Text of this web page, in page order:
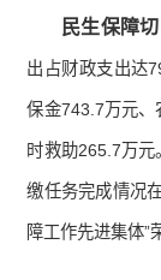
民生保障切
出占财政支出达
保金743.7万元、
时救助265.7万
缴任务完成情况
障工作先进集体”